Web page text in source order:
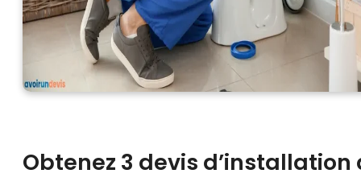
Obtenez 3 devis